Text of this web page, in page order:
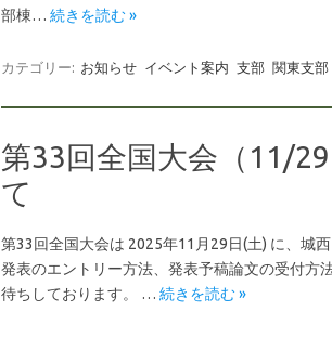
部棟… 続きを読む »
カテゴリー: お知らせ イベント案内 支部 関東支部
第33回全国大会（11/
て
第33回全国大会は 2025年11月29日(土) に、城
発表のエントリー方法、発表予稿論文の受付方
待ちしております。 … 続きを読む »